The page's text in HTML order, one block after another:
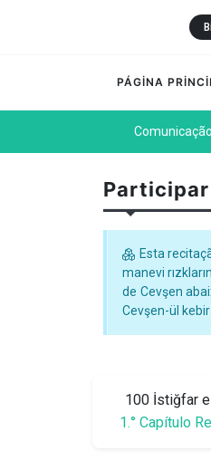
PÁGİNA
Comunicação
Esta
manevi
de Cevşen
Cevşen-ül
100 İstiğfar
1.° Capítulo